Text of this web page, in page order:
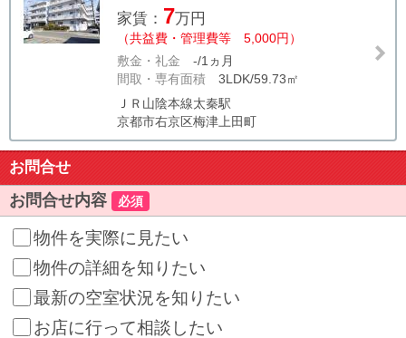
家賃： 7万円
（共益費・管理費等 5,000円）
敷金・礼金 -/1ヵ月
間取・専有面積 3LDK/59.73㎡
ＪＲ山陰本線太秦駅
京都市右京区梅津上田町
お問合せ
お問合せ内容 必須
物件を実際に見たい
物件の詳細を知りたい
最新の空室状況を知りたい
お店に行って相談したい